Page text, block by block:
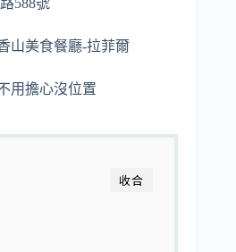
588號
山美食餐廳-拉菲爾
用擔心沒位置
收合